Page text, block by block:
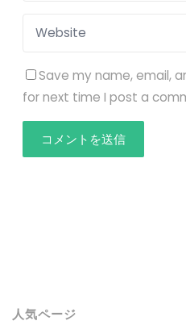
Save my name, email,
for next time I post a
人気ページ